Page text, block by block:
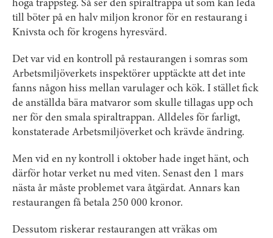
höga trappsteg. Så ser den spiraltrappa ut som kan leda
till böter på en halv miljon kronor för en restaurang i
Knivsta och för krogens hyresvärd.
Det var vid en kontroll på restaurangen i somras som
Arbetsmiljöverkets inspektörer upptäckte att det inte
fanns någon hiss mellan varulager och kök. I stället fick
de anställda bära matvaror som skulle tillagas upp och
ner för den smala spiraltrappan. Alldeles för farligt,
konstaterade Arbetsmiljöverket och krävde ändring.
Men vid en ny kontroll i oktober hade inget hänt, och
därför hotar verket nu med viten. Senast den 1 mars
nästa år måste problemet vara åtgärdat. Annars kan
restaurangen få betala 250 000 kronor.
Dessutom riskerar restaurangen att vräkas om